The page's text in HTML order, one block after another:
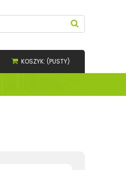
KOSZYK: (PUSTY)